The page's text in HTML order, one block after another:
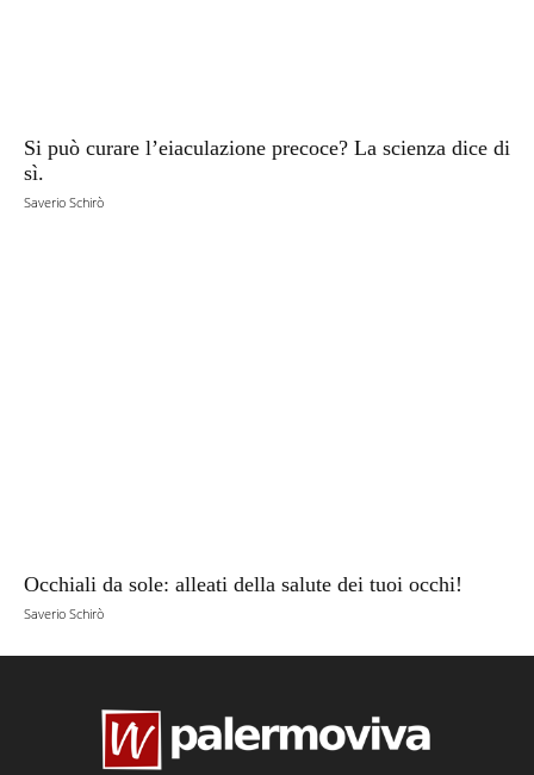
Si può curare l’eiaculazione precoce? La scienza dice di
sì.
Saverio Schirò
Occhiali da sole: alleati della salute dei tuoi occhi!
Saverio Schirò